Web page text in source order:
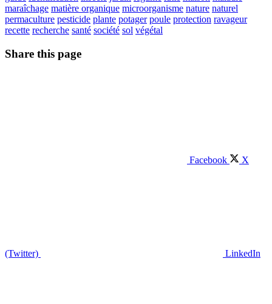
maraîchage matière organique microorganisme nature naturel
permaculture pesticide plante potager poule protection ravageur
recette recherche santé société sol végétal
Share this page
Facebook X
(Twitter) LinkedIn